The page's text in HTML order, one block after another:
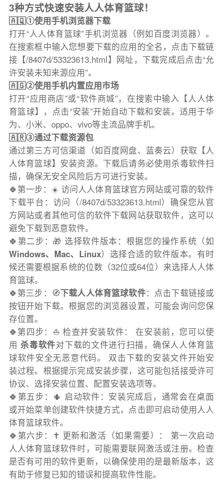
3种方式快速安装人人体育篮球！
🇦🇶①使用手机浏览器下载
打开“人人体育篮球”手机浏览器（例如百度浏览器）。
在搜索框中输入您想要下载的应用的全名，点击下载链
接【/8407d/53323613.html】网址，下载完成后点击“允
许安装未知来源应用”。
🇦🇬②使用手机内置应用市场
打开“应用商店”或“软件商城”，在搜索中输入【人人体
育篮球】，点击“安装”开始自动下载和安装。适用于华
为、小米、oppo、vivo等主流品牌手机。
🇦🇷③通过下载资源包
通过第三方可信渠道（如百度网盘、蓝奏云）获取【人
人体育篮球】安装资源。下载后请务必使用杀毒软件扫
描，确保无安全风险后方可进行安装。
🍀第一步：☀️ 访问人人体育篮球官方网站或可靠的软件
下载平台：访问（/8407d/53323613.html）确保您从官
方网站或者其他可信的软件下载网站获取软件，这可以
避免下载到恶意软件。
🍀第二步：🎁 选择软件版本：根据您的操作系统（如
Windows、Mac、Linux）选择合适的软件版本。有时
候还需要根据系统的位数（32位或64位）来选择人人体
育篮球。
🍀第三步：🧭下载人人体育篮球软件：点击下载链接或
按钮开始下载。根据您的浏览器设置，可能会询问您保
存位置。
🍀第四步：⛵️ 检查并安装软件： 在安装前，您可以使
用杀毒软件对下载的文件进行扫描，确保人人体育篮
球软件安全无恶意代码。 双击下载的安装文件开始安
装过程。根据提示完成安装步骤，这可能包括接受许可
协议、选择安装位置、配置安装选项等。
🍀第五步：🌵 启动软件：安装完成后，通常会在桌面
或开始菜单创建软件快捷方式，点击即可启动使用人人
体育篮球软件。
🍀第六步：✝️ 更新和激活（如果需要）： 第一次启动
人人体育篮球软件时，可能需要联网激活或注册。检查
是否有可用的软件更新，以确保使用的是最新版本，这
有助于修复已知的错误和提高软件性能。